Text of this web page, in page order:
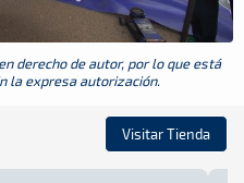
derecho de autor, por lo que está
la expresa autorización.
Visitar Tienda